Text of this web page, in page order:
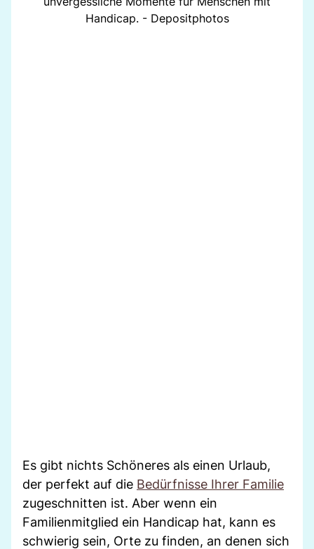
Handicap. - Depositphotos
Es gibt nichts Schöneres als einen Urlaub,
der perfekt auf die Bedürfnisse Ihrer Familie
zugeschnitten ist. Aber wenn ein
Familienmitglied ein Handicap hat, kann es
schwierig sein, Orte zu finden, an denen sich